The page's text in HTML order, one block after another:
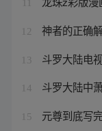
12 神者的正确
13 斗罗大陆电
14 斗罗大陆中
15 元尊到底写